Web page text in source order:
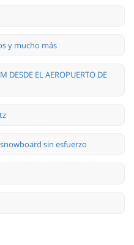
y mucho más
DESDE EL AEROPUERTO DE
sin esfuerzo